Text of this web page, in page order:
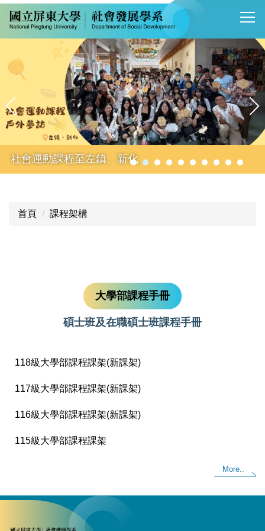
跳
到
主
內
社會運動課程至左鎮、新化
首頁 課程架構
大學部課程手冊
碩士班及在職碩士班課程手冊
118級大學部課程課架(新課架)
117級大學部課程課架(新課架)
116級大學部課程課架(新課架)
115級大學部課程課架
More..